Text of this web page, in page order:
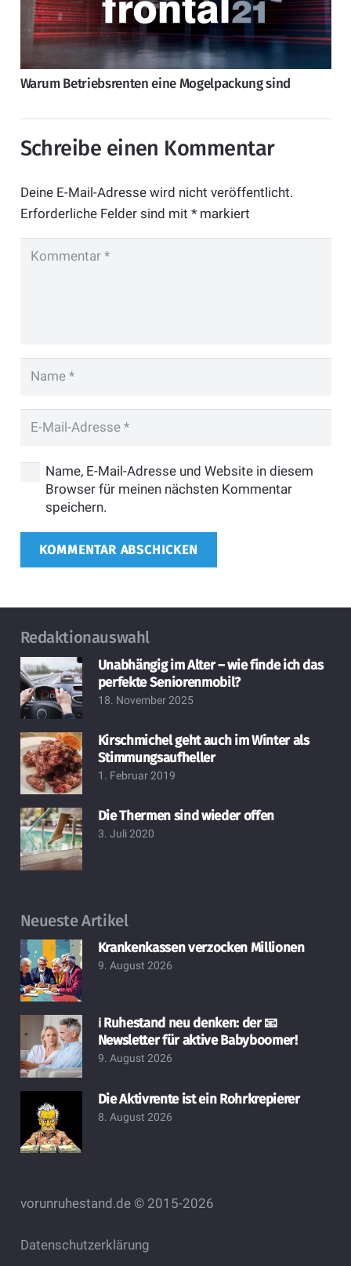
Warum Betriebsrenten eine Mogelpackung sind
Schreibe einen Kommentar
Deine E-Mail-Adresse wird nicht veröffentlicht.
Erforderliche Felder sind mit *markiert
Name, E-Mail-Adresse und Website in diesem
Browser für meinen nächsten Kommentar
speichern.
KOMMENTAR ABSCHICKEN
Redaktionauswahl
Unabhängig im Alter – wie finde ich das
perfekte Seniorenmobil?
18. November 2025
Kirschmichel geht auch im Winter als
Stimmungsaufheller
1. Februar 2019
Die Thermen sind wieder offen
3. Juli 2020
Neueste Artikel
Krankenkassen verzocken Millionen
9. August 2026
ℹ️ Ruhestand neu denken: der 📧
Newsletter für aktive Babyboomer!
9. August 2026
Die Aktivrente ist ein Rohrkrepierer
8. August 2026
vorunruhestand.de © 2015-2026
Datenschutzerklärung